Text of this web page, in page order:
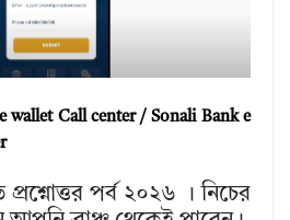
wallet Call center / Sonali Bank e
পর্ব ২০২৬ । নিচের